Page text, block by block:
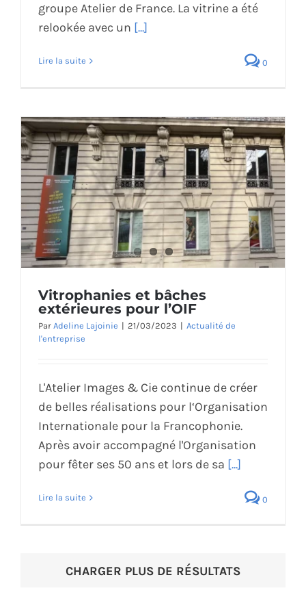
groupe Atelier de France. La vitrine a été
relookée avec un [...]
Lire la suite 0
Vitrophanies et bâches
extérieures pour l’OIF
Par Adeline Lajoinie | 21/03/2023 | Actualité de
l'entreprise
L'Atelier Images & Cie continue de créer
de belles réalisations pour l‘Organisation
Internationale pour la Francophonie.
Après avoir accompagné l'Organisation
pour fêter ses 50 ans et lors de sa [...]
Lire la suite 0
CHARGER PLUS DE RÉSULTATS